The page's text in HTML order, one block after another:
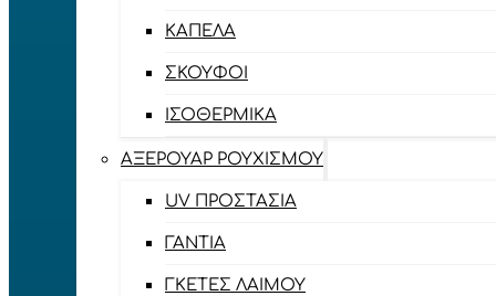
ΚΑΠΈΛΑ
ΣΚΟΎΦΟΙ
ΙΣΟΘΕΡΜΙΚΆ
ΑΞΕΡΟΥΆΡ ΡΟΥΧΙΣΜΟΎ
UV ΠΡΟΣΤΑΣΊΑ
ΓΆΝΤΙΑ
ΓΚΈΤΕΣ ΛΑΊΜΟΥ